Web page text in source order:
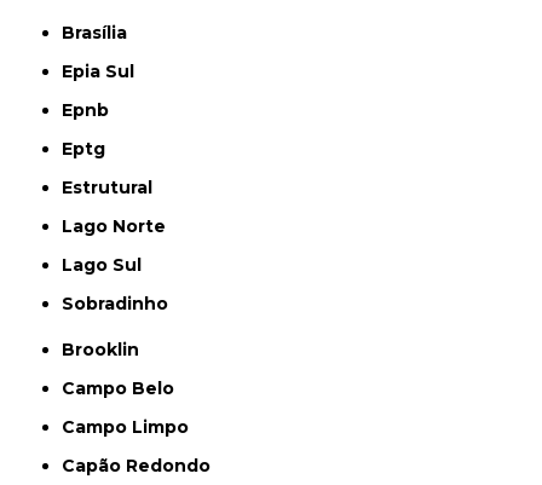
Brasília
Epia Sul
Epnb
Eptg
Estrutural
Lago Norte
Lago Sul
Sobradinho
Brooklin
Campo Belo
Campo Limpo
Capão Redondo